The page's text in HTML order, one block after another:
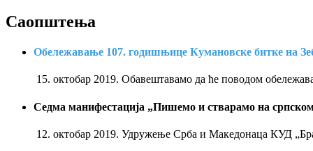
Саопштења
Обележавање 107. годишњице Кумановске битке на
15. октобар 2019. Обавештавамо да ће поводом
Седма манифестација „Пишемо и стварамо на
12. октобар 2019. Удружење Срба и Македонаца КУД